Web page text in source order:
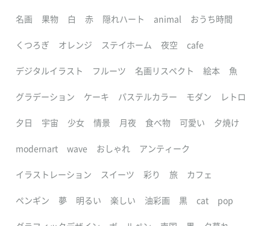
名画 果物 白 赤 隠れハート animal おうち時間
くつろぎ オレンジ ステイホーム 夜空 cafe
デジタルイラスト フルーツ 名画リスペクト 絵本 魚
グラデーション ケーキ パステルカラー モダン レトロ
夕日 宇宙 少女 情景 月夜 食べ物 可愛い 夕焼け
modernart wave おしゃれ アンティーク
イラストレーション スイーツ 彩り 旅 カフェ
ペンギン 夢 明るい 楽しい 油彩画 黒 cat pop